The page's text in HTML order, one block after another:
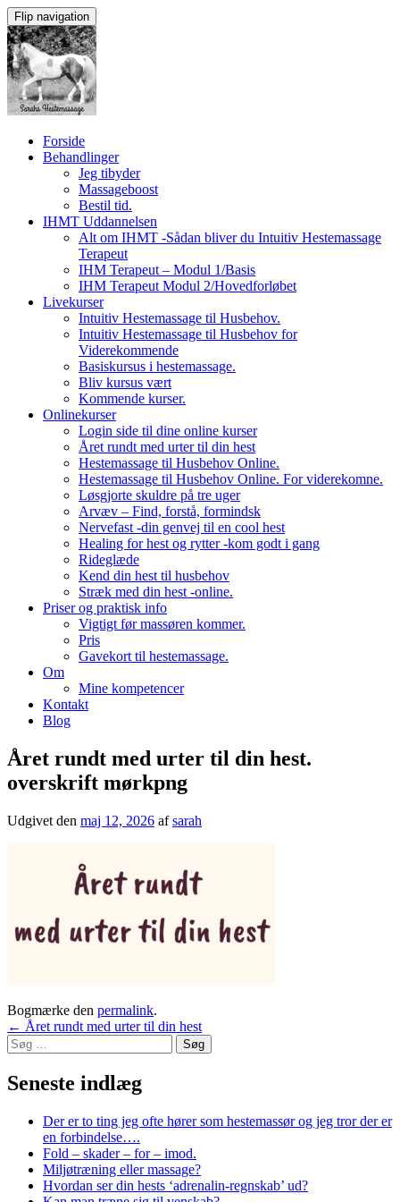
Flip navigation
VidereForside
Behandlinger
Jeg tibyder
Massageboost
Bestil tid.
IHMT Uddannelsen
Alt om IHMT -Sådan bliver du Intuitiv Hestemassage
Terapeut
IHM Terapeut – Modul 1/Basis
IHM Terapeut Modul 2/Hovedforløbet
Livekurser
Intuitiv Hestemassage til Husbehov.
Intuitiv Hestemassage til Husbehov for
Viderekommende
Basiskursus i hestemassage.
Bliv kursus vært
Kommende kurser.
Onlinekurser
Login side til dine online kurser
Året rundt med urter til din hest
Hestemassage til Husbehov Online.
Hestemassage til Husbehov Online. For viderekomne.
Løsgjorte skuldre på tre uger
Arvæv – Find, forstå, formindsk
Nervefast -din genvej til en cool hest
Healing for hest og rytter -kom godt i gang
Rideglæde
Kend din hest til husbehov
Stræk med din hest -online.
Priser og praktisk info
Vigtigt før massøren kommer.
Pris
Gavekort til hestemassage.
Om
Mine kompetencer
Kontakt
Blog
Året rundt med urter til din hest.
overskrift mørkpng
Udgivet den maj 12, 2026 afsarah
Bogmærke den permalink.
Indlægsnavigation
← Året rundt med urter til din hest
Søg
efter:
Seneste indlæg
Der er to ting jeg ofte hører som hestemassør og jeg tror der er
en forbindelse….
Fold – skader – for – imod.
Miljøtræning eller massage?
Hvordan ser din hests ‘adrenalin-regnskab’ ud?